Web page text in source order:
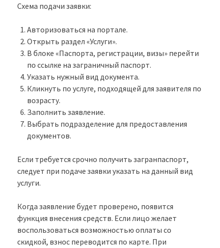
Схема подачи заявки:
Авторизоваться на портале.
Открыть раздел «Услуги».
В блоке «Паспорта, регистрации, визы» перейти
по ссылке на заграничный паспорт.
Указать нужный вид документа.
Кликнуть по услуге, подходящей для заявителя по
возрасту.
Заполнить заявление.
Выбрать подразделение для предоставления
документов.
Если требуется срочно получить загранпаспорт,
следует при подаче заявки указать на данный вид
услуги.
Когда заявление будет проверено, появится
функция внесения средств. Если лицо желает
воспользоваться возможностью оплаты со
скидкой, взнос переводится по карте. При